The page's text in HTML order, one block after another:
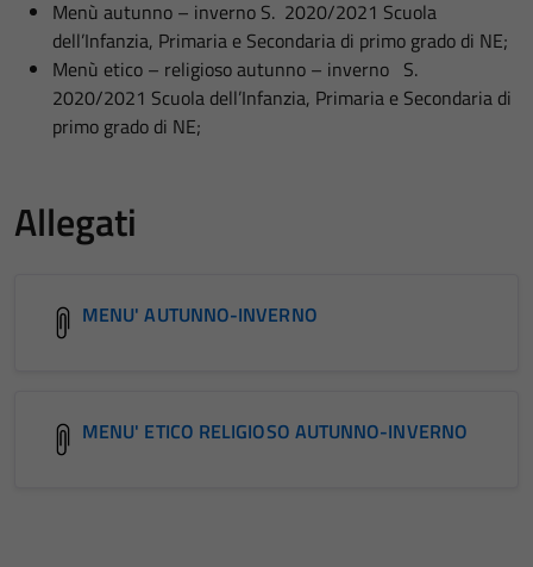
Menù autunno – inverno S. 2020/2021 Scuola
dell’Infanzia, Primaria e Secondaria di primo grado di NE;
Menù etico – religioso autunno – inverno S.
2020/2021 Scuola dell’Infanzia, Primaria e Secondaria di
primo grado di NE;
Allegati
MENU' AUTUNNO-INVERNO
MENU' ETICO RELIGIOSO AUTUNNO-INVERNO